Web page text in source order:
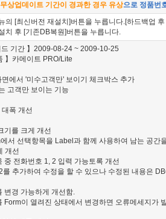
무상업데이트 기간이 경과한 경우 유상으로 정품번
의 [최신버전 재설치]버튼을 누릅니다.[하드백업
치 후 [기존DB복원]버튼을 누릅니다.
기간 】2009-08-24 ~ 2009-10-25
】카메이트 PRO/Lite
면에서 '미수고객만' 보이기 체크박스 추가
고객만 보이는 기능
폭 개선
기를 크게 개선
서 선택항목을 Label과 함께 사용하여 남는 공간
개선
중 전화번호 1, 2 입력 가능토록 개선
를 추가하여 수정을 할 수 있으나 수정된 내용은
변경 가능하게 개선함.
Form이 열려진 상태에서 변경하면 오류메세지가